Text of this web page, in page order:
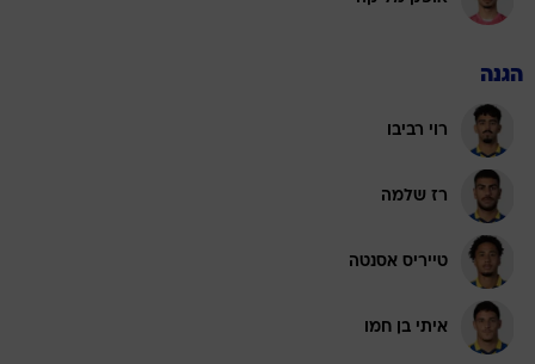
הגנה
רוי רביבו
רז שלמה
טייריס אסנטה
איתי בן חמו